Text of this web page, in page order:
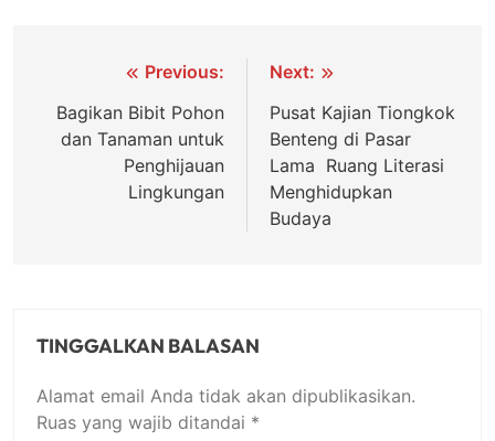
Navigasi
pos
Previous:
Bagikan Bibit Pohon
dan Tanaman untuk
Penghijauan
Lingkungan
Next:
Pusat Kajian Tiongkok
Benteng di Pasar
Lama Ruang Literasi
Menghidupkan
Budaya
TINGGALKAN BALASAN
Alamat email Anda tidak akan dipublikasikan.
Ruas yang wajib ditandai *